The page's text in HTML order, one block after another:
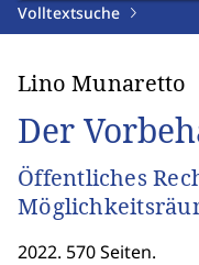
Volltextsuche
Lino Munaretto
Der
Öffentliches
2022. 570 Seiten.